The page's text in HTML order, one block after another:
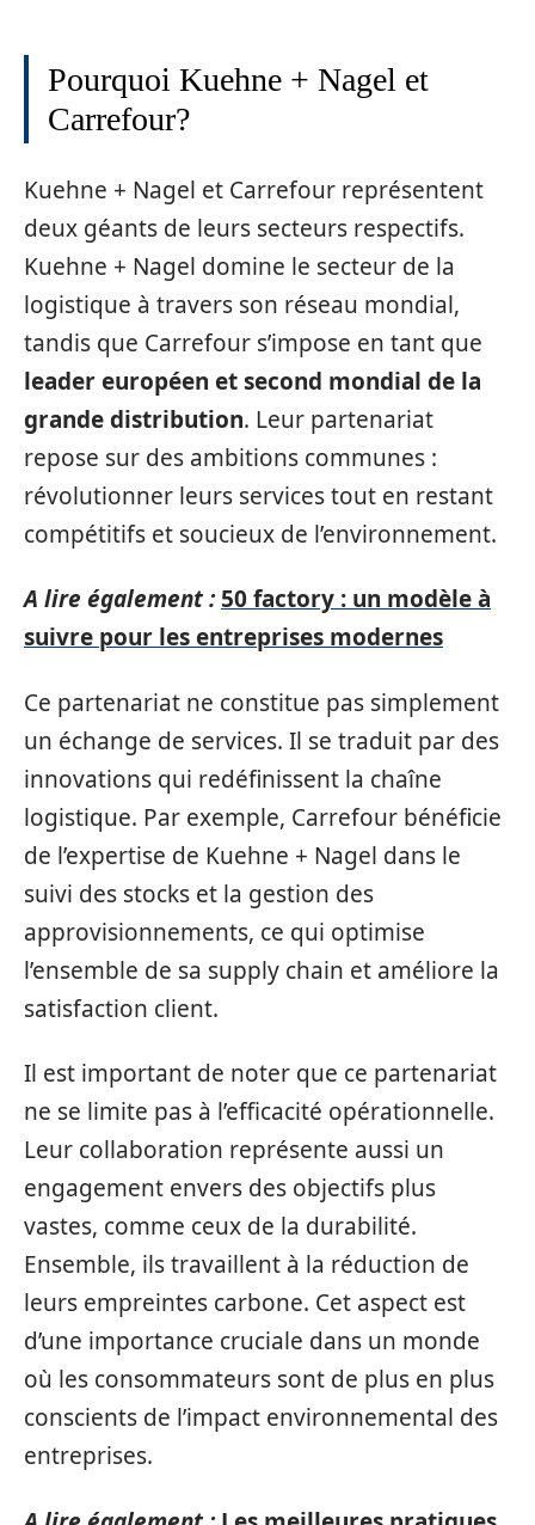
Pourquoi Kuehne + Nagel et
Carrefour?
Kuehne + Nagel et Carrefour représentent
deux géants de leurs secteurs respectifs.
Kuehne + Nagel domine le secteur de la
logistique à travers son réseau mondial,
tandis que Carrefour s’impose en tant que
leader européen et second mondial de la
grande distribution. Leur partenariat
repose sur des ambitions communes :
révolutionner leurs services tout en restant
compétitifs et soucieux de l’environnement.
A lire également : 50 factory : un modèle à
suivre pour les entreprises modernes
Ce partenariat ne constitue pas simplement
un échange de services. Il se traduit par des
innovations qui redéfinissent la chaîne
logistique. Par exemple, Carrefour bénéficie
de l’expertise de Kuehne + Nagel dans le
suivi des stocks et la gestion des
approvisionnements, ce qui optimise
l’ensemble de sa supply chain et améliore la
satisfaction client.
Il est important de noter que ce partenariat
ne se limite pas à l’efficacité opérationnelle.
Leur collaboration représente aussi un
engagement envers des objectifs plus
vastes, comme ceux de la durabilité.
Ensemble, ils travaillent à la réduction de
leurs empreintes carbone. Cet aspect est
d’une importance cruciale dans un monde
où les consommateurs sont de plus en plus
conscients de l’impact environnemental des
entreprises.